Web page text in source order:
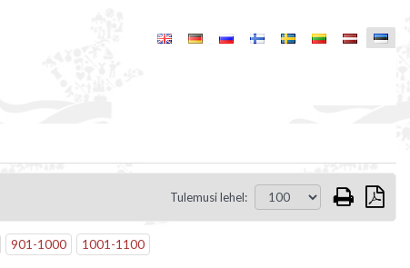
Tulemusi lehel:
901 -1000 1001 -1100